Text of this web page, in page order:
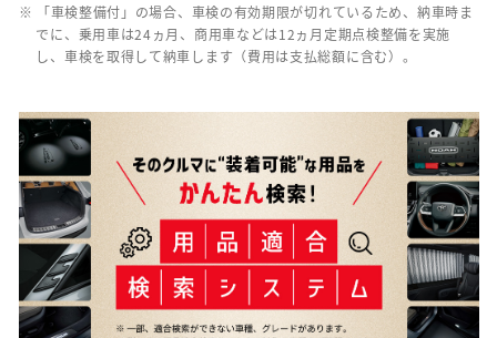
※ 「車検整備付」の場合、車検の有効期限が切れているため、納車時ま
でに、乗用車は24ヵ月、商用車などは12ヵ月定期点検整備を実施
し、車検を取得して納車します（費用は支払総額に含む）。